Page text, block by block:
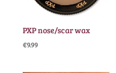
PXP nose/scar wax
€9.99